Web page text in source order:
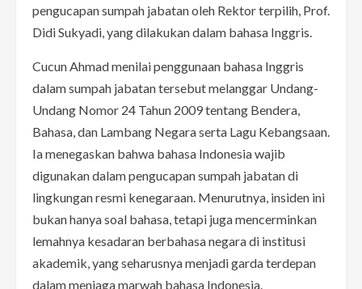
pengucapan sumpah jabatan oleh Rektor terpilih, Prof.
Didi Sukyadi, yang dilakukan dalam bahasa Inggris.
Cucun Ahmad menilai penggunaan bahasa Inggris
dalam sumpah jabatan tersebut melanggar Undang-
Undang Nomor 24 Tahun 2009 tentang Bendera,
Bahasa, dan Lambang Negara serta Lagu Kebangsaan.
Ia menegaskan bahwa bahasa Indonesia wajib
digunakan dalam pengucapan sumpah jabatan di
lingkungan resmi kenegaraan. Menurutnya, insiden ini
bukan hanya soal bahasa, tetapi juga mencerminkan
lemahnya kesadaran berbahasa negara di institusi
akademik, yang seharusnya menjadi garda terdepan
dalam menjaga marwah bahasa Indonesia.